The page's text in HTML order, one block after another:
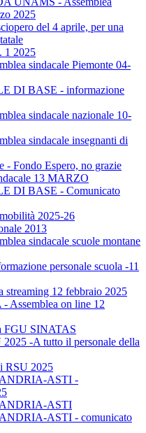
2025
del 4 aprile, per una
1 2025
sindacale Piemonte 04-
DI BASE - informazione
sindacale nazionale 10-
sindacale insegnanti di
- Fondo Espero, no grazie
13 MARZO
DI BASE - Comunicato
2025-26
2013
sindacale scuole montane
personale scuola -11
streaming 12 febbraio 2025
Assemblea on line 12
FGU SINATAS
-A tutto il personale della
RSU 2025
ASTI -
ASTI
ASTI - comunicato